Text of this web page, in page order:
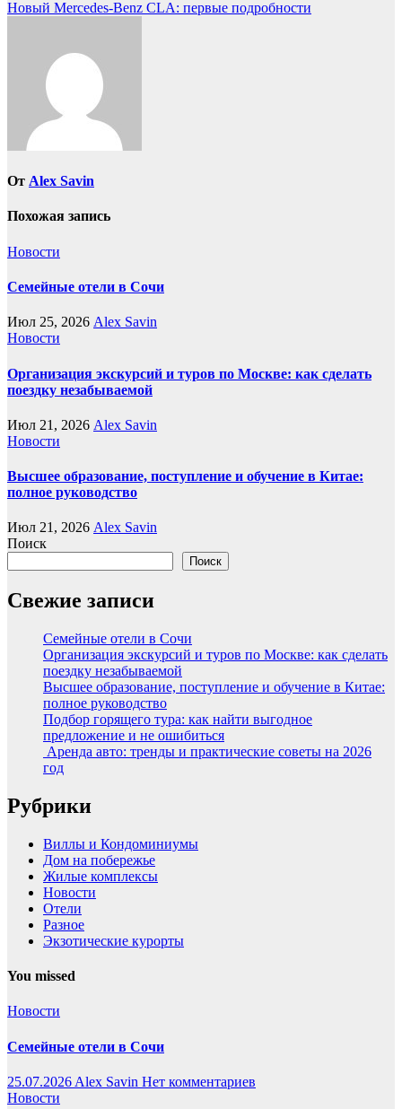
Новый Mercedes-Benz CLA: первые подробности
От Alex Savin
Похожая запись
Новости
Семейные отели в Сочи
Июл 25, 2026 Alex Savin
Новости
Организация экскурсий и туров по Москве: как сделать
поездку незабываемой
Июл 21, 2026 Alex Savin
Новости
Высшее образование, поступление и обучение в Китае:
полное руководство
Июл 21, 2026 Alex Savin
Поиск
Поиск
Свежие записи
Семейные отели в Сочи
Организация экскурсий и туров по Москве: как сделать
поездку незабываемой
Высшее образование, поступление и обучение в Китае:
полное руководство
Подбор горящего тура: как найти выгодное
предложение и не ошибиться
Аренда авто: тренды и практические советы на 2026
год
Рубрики
Виллы и Кондоминиумы
Дом на побережье
Жилые комплексы
Новости
Отели
Разное
Экзотические курорты
You missed
Новости
Семейные отели в Сочи
25.07.2026 Alex Savin Нет комментариев
Новости